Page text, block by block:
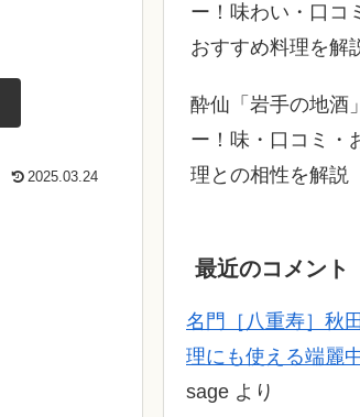
2025.03.24
ー！味わい・口コ
おすすめ料理を解
酔仙「岩手の地酒
ー！味・口コミ・
理との相性を解説
最近のコメント
名門［八重寿］秋
理にも使える端麗
sage より